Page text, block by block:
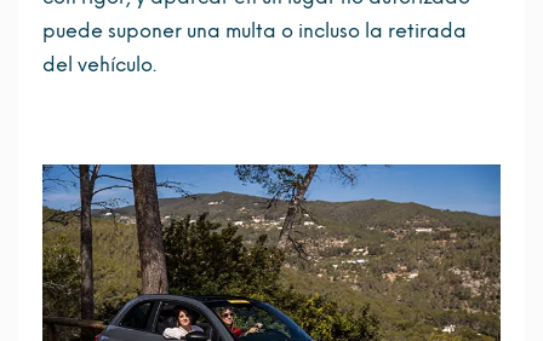
puede suponer una multa o incluso la retirada
del vehículo.